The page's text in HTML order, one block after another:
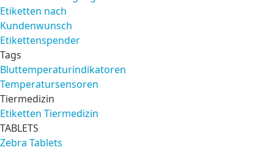
Etiketten nach
Kundenwunsch
Etikettenspender
Tags
Bluttemperaturindikatoren
Temperatursensoren
Tiermedizin
Etiketten Tiermedizin
TABLETS
Zebra Tablets